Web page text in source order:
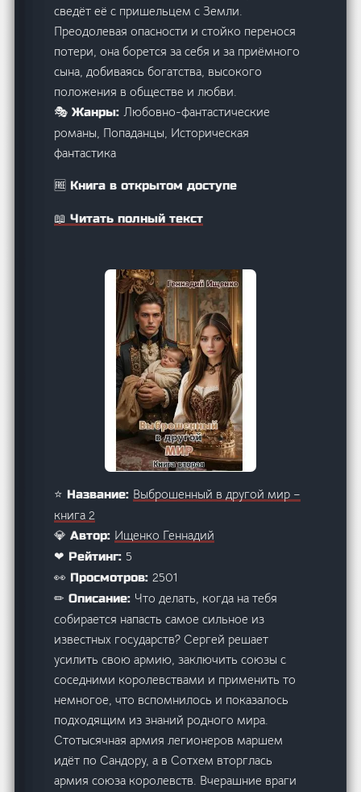
сведёт её с пришельцем с Земли.
Преодолевая опасности и стойко перенося
потери, она борется за себя и за приёмного
сына, добиваясь богатства, высокого
положения в обществе и любви.
🎭 Жанры:Любовно-фантастические
романы, Попаданцы, Историческая
фантастика
🆓 Книга в открытом доступе
📖 Читать полный текст
⭐ Название: Выброшенный в другой мир –
книга 2
💎 Автор: Ищенко Геннадий
❤ Рейтинг: 5
👀 Просмотров:2501
✏ Описание: Что делать, когда на тебя
собирается напасть самое сильное из
известных государств? Сергей решает
усилить свою армию, заключить союзы с
соседними королевствами и применить то
немногое, что вспомнилось и показалось
подходящим из знаний родного мира.
Стотысячная армия легионеров маршем
идёт по Сандору, а в Сотхем вторглась
армия союза королевств. Вчерашние враги